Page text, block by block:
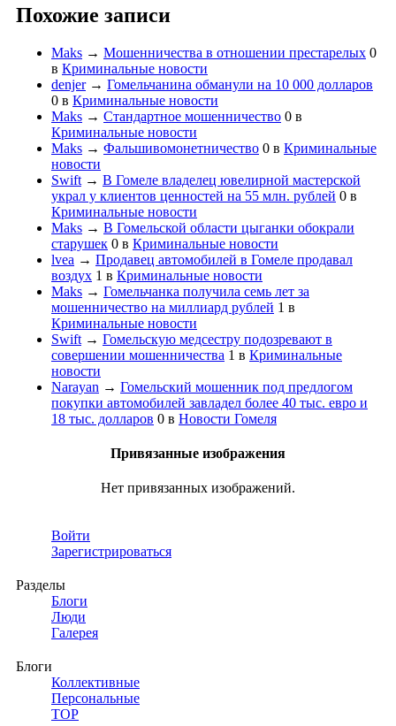
Похожие записи
Maks → Мошенничества в отношении престарелых 0
в Криминальные новости
denjer→ Гомельчанина обманули на 10 000 долларов
0 в Криминальные новости
Maks → Стандартное мошенничество 0 в
Криминальные новости
Maks → Фальшивомонетничество 0 в Криминальные
новости
Swift → В Гомеле владелец ювелирной мастерской
украл у клиентов ценностей на 55 млн. рублей 0 в
Криминальные новости
Maks → В Гомельской области цыганки обокрали
старушек 0 в Криминальные новости
lvea → Продавец автомобилей в Гомеле продавал
воздух 1 в Криминальные новости
Maks → Гомельчанка получила семь лет за
мошенничество на миллиард рублей 1 в
Криминальные новости
Swift → Гомельскую медсестру подозревают в
совершении мошенничества 1 в Криминальные
новости
Narayan → Гомельский мошенник под предлогом
покупки автомобилей завладел более 40 тыс. евро и
18 тыс. долларов 0 в Новости Гомеля
Привязанные изображения
Нет привязанных изображений.
Войти
Зарегистрироваться
Разделы
Блоги
Люди
Галерея
Блоги
Коллективные
Персональные
TOP